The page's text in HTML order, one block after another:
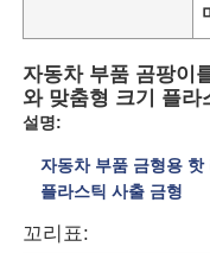
자동차 부품 곰팡이
와 맞춤형 크기 플라
설명:
자동차 부품 금형용
플라스틱 사출 금형
꼬리표: